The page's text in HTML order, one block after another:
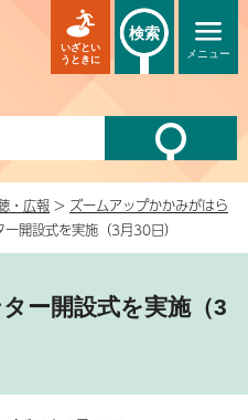
メニュー
いざとい
うときに
検索
・広報 > ズームアップかかみがはら
開設式を実施（3月30日）
ー開設式を実施（3